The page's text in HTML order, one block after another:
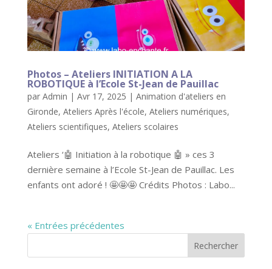
Photos – Ateliers INITIATION A LA
ROBOTIQUE à l’Ecole St-Jean de Pauillac
par Admin | Avr 17, 2025 | Animation d'ateliers en
Gironde, Ateliers Après l'école, Ateliers numériques,
Ateliers scientifiques, Ateliers scolaires
Ateliers ‘🤖 Initiation à la robotique 🤖 » ces 3
dernière semaine à l’Ecole St-Jean de Pauillac. Les
enfants ont adoré ! 🤩🤩🤩 Crédits Photos : Labo...
« Entrées précédentes